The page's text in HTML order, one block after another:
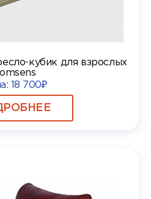
кубик для взрослых
18 700₽